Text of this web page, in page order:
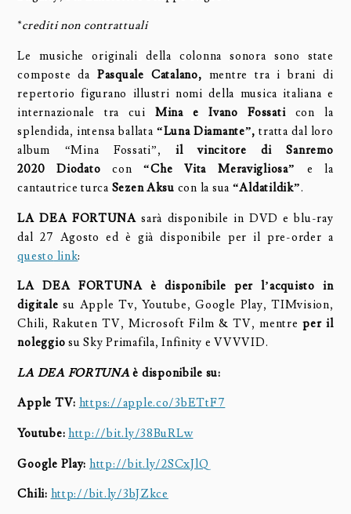
*crediti non contrattuali
Le musiche originali della colonna sonora sono state
composte da Pasquale Catalano, mentre tra i brani di
repertorio figurano illustri nomi della musica italiana e
internazionale tra cui Mina e Ivano Fossaticon la
splendida, intensa ballata “Luna Diamante”, tratta dal loro
album “Mina Fossati”,il vincitore di Sanremo
2020
Diodato con“Che Vita Meravigliosa” e la
cantautrice turca Sezen Aksu con la sua “Aldatildik”.
LA DEA FORTUNAsarà disponibile in DVD e blu-ray
dal 27 Agosto ed è già disponibile per il pre-order a
questo link:
LA DEA FORTUNA è disponibile per l’acquisto in
digitalesu Apple Tv, Youtube, Google Play, TIMvision,
Chili, Rakuten TV, Microsoft Film & TV, mentre per il
noleggiosu Sky Primafila, Infinity e VVVVID.
LA DEA FORTUNAè disponibile su:
Apple TV: https://apple.co/3bETtF7
Youtube: http://bit.ly/38BuRLw
Google Play: http://bit.ly/2SCxJlQ
Chili: http://bit.ly/3bJZkce